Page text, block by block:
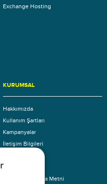
Exchange Hosting
KURUMSAL
Hakkımızda
Kullanım Şartları
Kampanyalar
İletişim Bilgileri
KVKK Aydınlatma Metni